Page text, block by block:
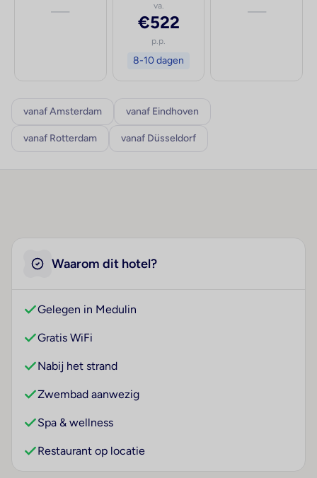
— va.
€522
p.p.
8-10 dagen
—
vanaf Amsterdam vanaf Eindhoven
vanaf Rotterdam vanaf Düsseldorf
Waarom dit hotel?
Gelegen in Medulin
Gratis WiFi
Nabij het strand
Zwembad aanwezig
Spa & wellness
Restaurant op locatie